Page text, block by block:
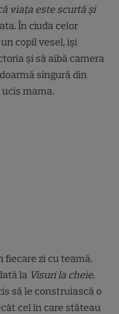
viața este scurtă și
În ciuda celor
copil vesel, își
și să aibă camera
singură din
mama.
fiecare zi cu teamă,
la Visuri la cheie,
să le construiască o
cel în care stăteau